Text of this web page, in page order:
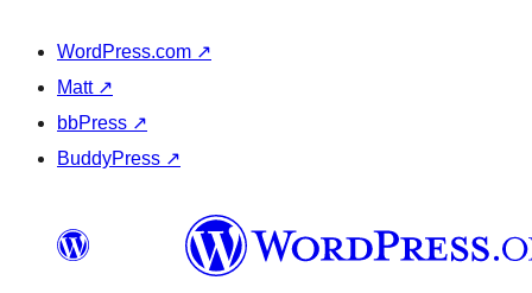
WordPress.com ↗
Matt ↗
bbPress ↗
BuddyPress ↗